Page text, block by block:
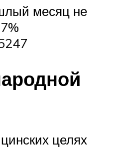
месяц не
целях